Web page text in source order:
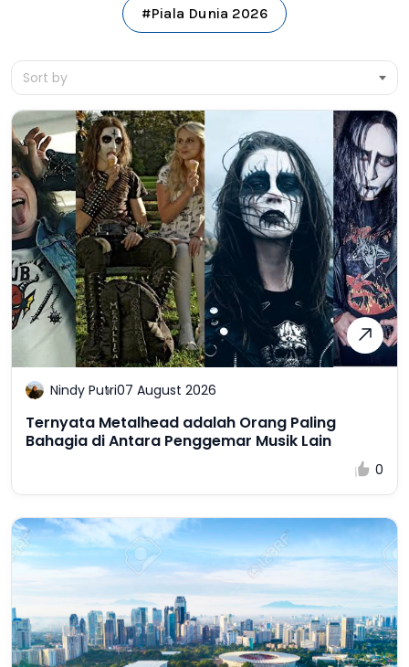
#Piala Dunia 2026
Sort by
Nindy Putri07 August 2026
Ternyata Metalhead adalah Orang Paling
Bahagia di Antara Penggemar Musik Lain
0